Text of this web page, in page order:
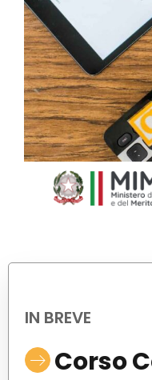
IN BREVE
Corso